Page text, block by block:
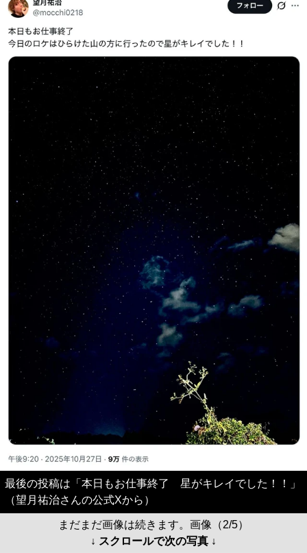
最後の投稿は「本日もお仕事終了 星がキレイでした！！」
（望月祐治さんの公式Xから）
まだまだ画像は続きます。画像（2/5）
↓ スクロールで次の写真 ↓